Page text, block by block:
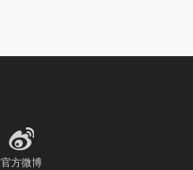
官方微博